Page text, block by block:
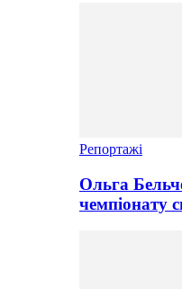
Репортажі
Ольга
чемпіонату